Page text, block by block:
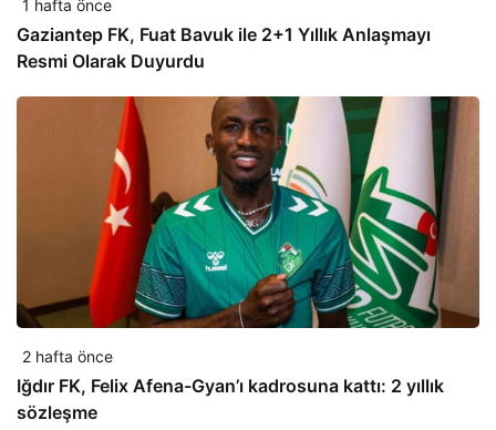
1 hafta önce
Gaziantep FK, Fuat Bavuk ile 2+1 Yıllık Anlaşmayı
Resmi Olarak Duyurdu
2 hafta önce
Iğdır FK, Felix Afena-Gyan’ı kadrosuna kattı: 2 yıllık
sözleşme